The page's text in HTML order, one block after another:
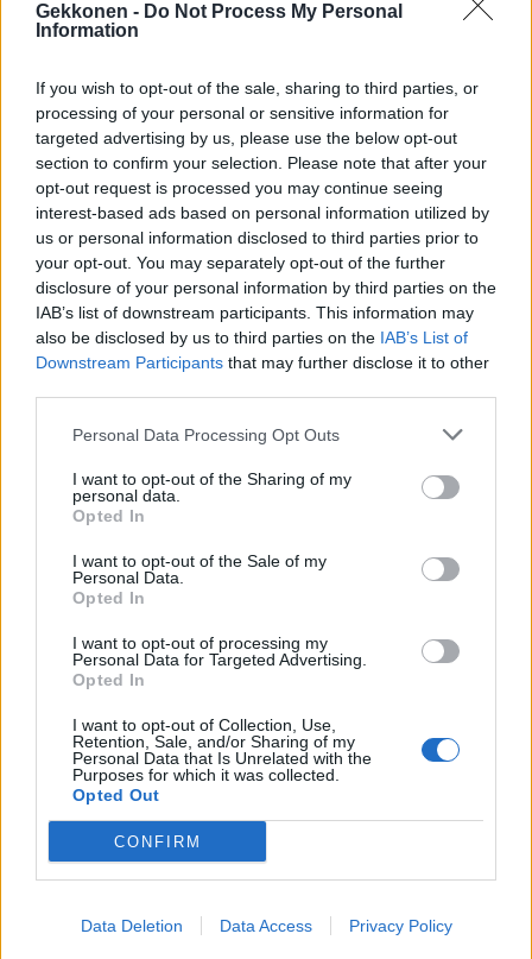
Gekkonen - Do Not Process My Personal
Information
If you wish to opt-out of the sale, sharing to third parties, or
processing of your personal or sensitive information for
targeted advertising by us, please use the below opt-out
section to confirm your selection. Please note that after your
opt-out request is processed you may continue seeing
interest-based ads based on personal information utilized by
us or personal information disclosed to third parties prior to
your opt-out. You may separately opt-out of the further
disclosure of your personal information by third parties on the
IAB’s list of downstream participants. This information may
also be disclosed by us to third parties on the IAB’s List of
Downstream Participants that may further disclose it to other
Personal Data Processing Opt Outs
I want to opt-out of the Sharing of my
personal data.
Opted In
I want to opt-out of the Sale of my
Personal Data.
Opted In
I want to opt-out of processing my
Personal Data for Targeted Advertising.
Opted In
I want to opt-out of Collection, Use,
Retention, Sale, and/or Sharing of my
Personal Data that Is Unrelated with the
Purposes for which it was collected.
Opted Out
CONFIRM
Data Deletion Data Access Privacy Policy
Kuvat:
Tagit Nina Tapio Omakotitalo Vesivahinko
Kommenttiosio
Heräsikö ajatuksia? Kerro mielipiteesi.Tutustu kuitenkin
sääntöihin.
✨ Nimikone
KOMMENTTIA